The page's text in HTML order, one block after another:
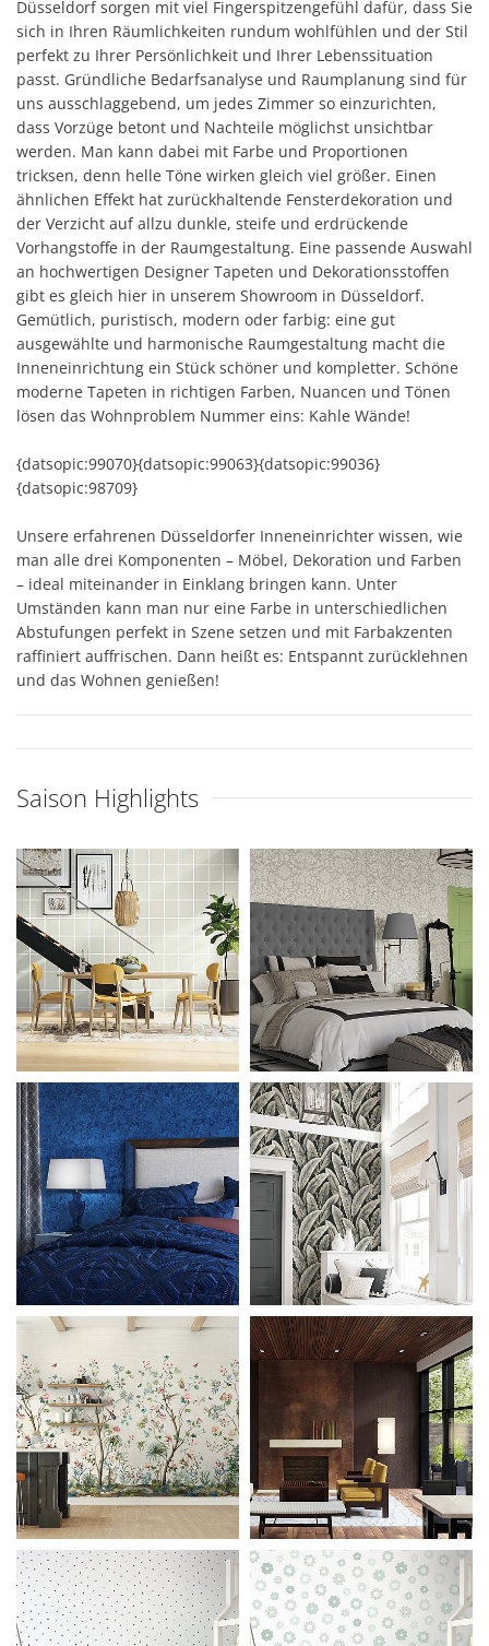
Düsseldorf sorgen mit viel Finger­spitzengefühl dafür, dass Sie
sich in Ihren Räumlichkeiten rundum wohl­fühlen und der Stil
perfekt zu Ihrer Persönlichkeit und Ihrer Lebenssituation
passt. Gründliche Bedarfsanalyse und Raumplanung sind für
uns ausschlaggebend, um jedes Zimmer so einzurichten,
dass Vorzüge betont und Nachteile möglichst unsichtbar
werden. Man kann dabei mit Farbe und Proportionen
tricksen, denn helle Töne wirken gleich viel größer. Einen
ähnlichen Effekt hat zurückhaltende Fensterdekoration und
der Verzicht auf allzu dunkle, steife und erdrückende
Vorhangstoffe in der Raumgestaltung. Eine passende Auswahl
an hochwertigen Designer Tapeten und Dekorationsstoffen
gibt es gleich hier in unserem Showroom in Düsseldorf.
Gemütlich, puristisch, modern oder farbig: eine gut
ausgewählte und harmonische Raumgestaltung macht die
Inneneinrichtung ein Stück schöner und kompletter. Schöne
moderne Tapeten in richtigen Farben, Nuancen und Tönen
lösen das Wohnproblem Nummer eins: Kahle Wände!
{datsopic:99070}{datsopic:99063}{datsopic:99036}
{datsopic:98709}
Unsere erfahrenen Düsseldorfer Inneneinrichter wissen, wie
man alle drei Komponenten – Möbel, Dekoration und Farben
– ideal miteinander in Einklang bringen kann. Unter
Umständen kann man nur eine Farbe in unterschiedlichen
Abstufungen perfekt in Szene setzen und mit Farbakzenten
raffiniert auffrischen. Dann heißt es: Entspannt zurücklehnen
und das Wohnen genießen!
Saison Highlights